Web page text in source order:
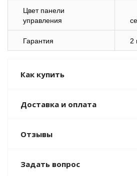
Цвет панели
управления
Гарантия 2
Как купить
Доставка и оплата
Отзывы
Задать вопрос